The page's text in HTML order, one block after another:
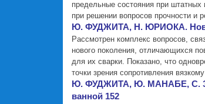
предельные состояния при
при решении вопросов прочности и
Ю. ФУДЖИТА, Н. ЮРИОКА.
Рассмотрен комплекс вопросов,
нового поколения, отличающихся
для их сварки. Показано, что
точки зрения сопротивления
Ю. ФУДЖИТА, Ю. МАНАБЕ, С.
ванной 152